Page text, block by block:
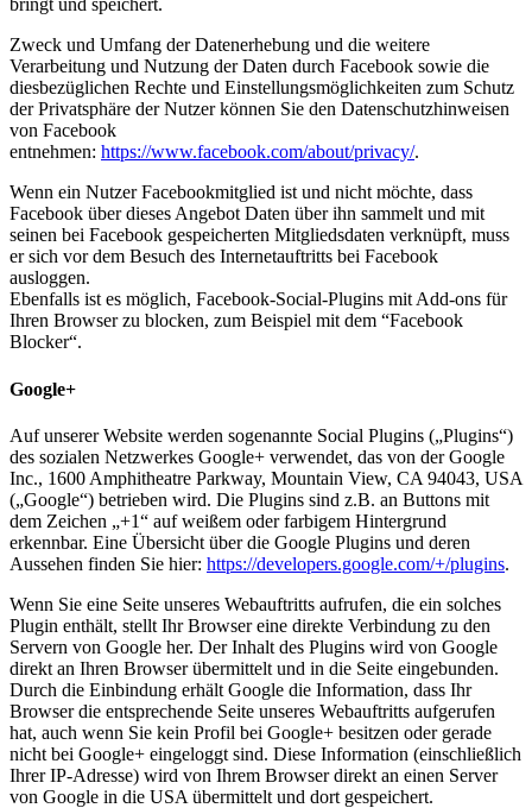
bringt und speichert.
Zweck und Umfang der Datenerhebung und die weitere
Verarbeitung und Nutzung der Daten durch Facebook sowie die
diesbezüglichen Rechte und Einstellungsmöglichkeiten zum Schutz
der Privatsphäre der Nutzer können Sie den Datenschutzhinweisen
von Facebook
entnehmen: https://www.facebook.com/about/privacy/.
Wenn ein Nutzer Facebookmitglied ist und nicht möchte, dass
Facebook über dieses Angebot Daten über ihn sammelt und mit
seinen bei Facebook gespeicherten Mitgliedsdaten verknüpft, muss
er sich vor dem Besuch des Internetauftritts bei Facebook
ausloggen.
Ebenfalls ist es möglich, Facebook-Social-Plugins mit Add-ons für
Ihren Browser zu blocken, zum Beispiel mit dem “Facebook
Blocker“.
Google+
Auf unserer Website werden sogenannte Social Plugins („Plugins“)
des sozialen Netzwerkes Google+ verwendet, das von der Google
Inc., 1600 Amphitheatre Parkway, Mountain View, CA 94043, USA
(„Google“) betrieben wird. Die Plugins sind z.B. an Buttons mit
dem Zeichen „+1“ auf weißem oder farbigem Hintergrund
erkennbar. Eine Übersicht über die Google Plugins und deren
Aussehen finden Sie hier: https://developers.google.com/+/plugins.
Wenn Sie eine Seite unseres Webauftritts aufrufen, die ein solches
Plugin enthält, stellt Ihr Browser eine direkte Verbindung zu den
Servern von Google her. Der Inhalt des Plugins wird von Google
direkt an Ihren Browser übermittelt und in die Seite eingebunden.
Durch die Einbindung erhält Google die Information, dass Ihr
Browser die entsprechende Seite unseres Webauftritts aufgerufen
hat, auch wenn Sie kein Profil bei Google+ besitzen oder gerade
nicht bei Google+ eingeloggt sind. Diese Information (einschließlich
Ihrer IP-Adresse) wird von Ihrem Browser direkt an einen Server
von Google in die USA übermittelt und dort gespeichert.